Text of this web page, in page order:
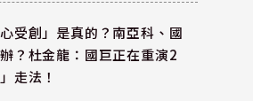
心受創」是真的？南亞科、國
？杜金龍：國巨正在重演2
走法！